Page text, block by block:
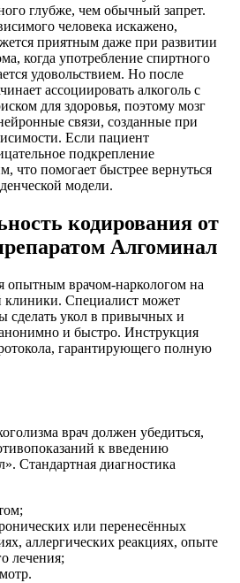
глубже, чем обычный запрет.
человека искажено,
приятным даже при развитии
когда употребление спиртного
удовольствием. Но после
ассоциировать алкоголь с
для здоровья, поэтому мозг
связи, созданные при
Если пациент
подкрепление
что помогает быстрее вернуться
модели.
кодирования от
Алгоминал
опытным врачом-наркологом на
клиники. Специалист может
сделать укол в привычных и
и быстро. Инструкция
гарантирующего полную
врач должен убедиться,
к введению
Стандартная диагностика
или перенесённых
аллергических реакциях, опыте
лечения;